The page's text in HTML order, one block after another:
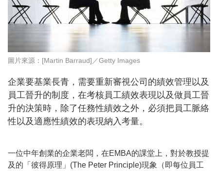
圖片來源：[Martin Barraud]／Getty Images
企業要基業長青，需要重新審視公司的績效管理以及
員工晉升的制度，在考核員工績效表現以及做員工晉
升的決策時，除了任務性績效之外，必須把員工脈絡
性以及適應性績效的表現納入考量。
一位中年創業的企業老闆，在EMBA的課堂上，對於教授提
及的「彼得原理」(The Peter Principle)現象（即每位員工